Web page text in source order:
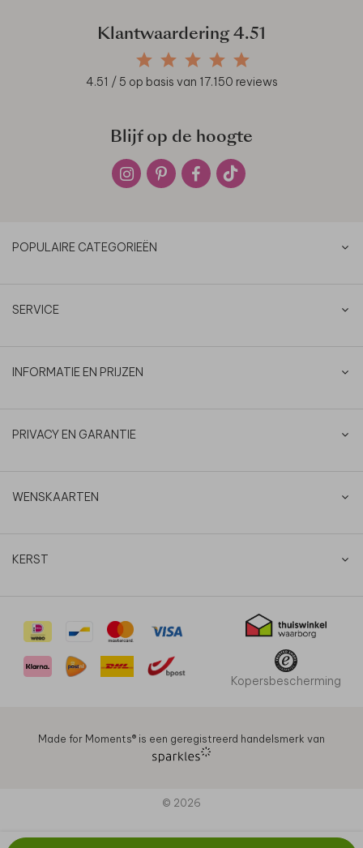
Klantwaardering 4.51
4.51 / 5 op basis van 17.150 reviews
Blijf op de hoogte
POPULAIRE CATEGORIEËN
SERVICE
INFORMATIE EN PRIJZEN
PRIVACY EN GARANTIE
WENSKAARTEN
KERST
Kopersbescherming
Made for Moments®️ is een geregistreerd handelsmerk van
© 2026